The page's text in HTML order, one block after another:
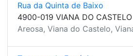
Rua da Quinta de Baixo
4900-019 VIANA DO CASTELO
Areosa, Viana do Castelo,